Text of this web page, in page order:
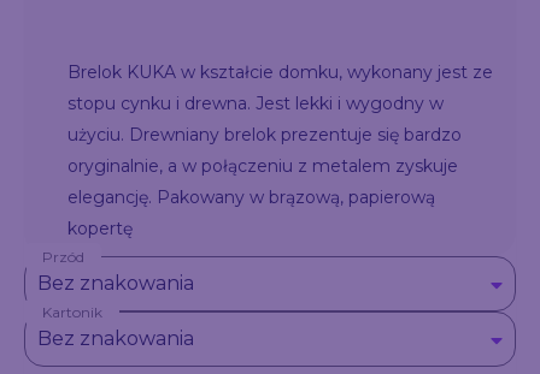
Brelok KUKA w kształcie domku, wykonany jest ze
stopu cynku i drewna. Jest lekki i wygodny w
użyciu. Drewniany brelok prezentuje się bardzo
oryginalnie, a w połączeniu z metalem zyskuje
elegancję. Pakowany w brązową, papierową
kopertę
Przód
Bez znakowania
Kartonik
Bez znakowania